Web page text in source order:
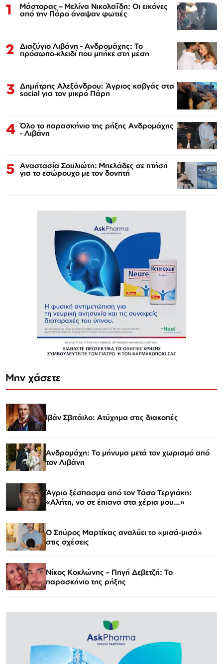
1 Μάστορας – Μελίνα Νικολαΐδη: Οι εικόνες
από την Πάρο άναψαν φωτιές
2 Διαζύγιο Λιβάνη - Ανδρομάχης: Το
πρόσωπο-κλειδί που μπήκε στη μέση
3 Δημήτρης Αλεξάνδρου: Άγριος καβγάς στα
social για τον μικρό Πάρη
4 Όλο το παρασκήνιο της ρήξης Ανδρομάχης
- Λιβάνη
5 Αναστασία Σουλιώτη: Μπελάδες σε πτήση
για το εσώρουχο με τον δονητή
Μην χάσετε
Ιβάν Σβιτάιλο: Ατύχημα στις διακοπές
Ανδρομάχη: Το μήνυμα μετά τον χωρισμό από
τον Λιβάνη
Άγριο ξέσπασμα από τον Τάσο Τεργιάκη:
«Αλήτη, να σε έπιανα στα χέρια μου…»
Ο Σπύρος Μαρτίκας αναλύει το «μισά-μισά»
στις σχέσεις
Νίκος Κοκλώνης – Πηγή Δεβετζή: Το
παρασκήνιο της ρήξης